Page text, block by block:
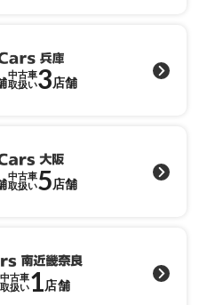
サイト
い合わせ
中古車
取扱い3店舗
中古車
取扱い5店舗
中古車
取扱い1店舗